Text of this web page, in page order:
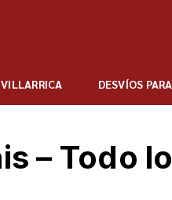
DESVÍOS
– Todo